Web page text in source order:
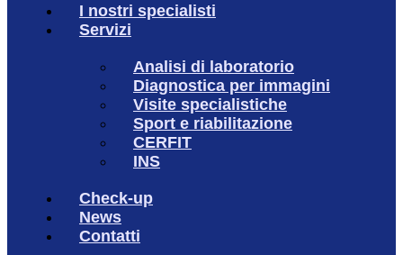
I nostri specialisti
Servizi
Analisi di laboratorio
Diagnostica per immagini
Visite specialistiche
Sport e riabilitazione
CERFIT
INS
Check-up
News
Contatti